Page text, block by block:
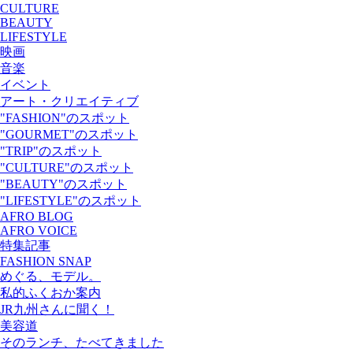
CULTURE
BEAUTY
LIFESTYLE
映画
音楽
イベント
アート・クリエイティブ
"FASHION"のスポット
"GOURMET"のスポット
"TRIP"のスポット
"CULTURE"のスポット
"BEAUTY"のスポット
"LIFESTYLE"のスポット
AFRO BLOG
AFRO VOICE
特集記事
FASHION SNAP
めぐる、モデル。
私的ふくおか案内
JR九州さんに聞く！
美容道
そのランチ、たべてきました